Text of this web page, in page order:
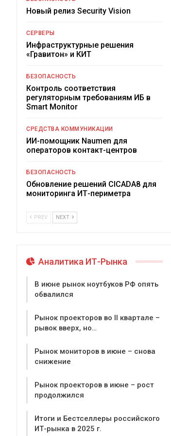
Новый релиз Security Vision
СЕРВЕРЫ
Инфраструктурные решения
«Гравитон» и КИТ
БЕЗОПАСНОСТЬ
Контроль соответствия
регуляторным требованиям ИБ в
Smart Monitor
СРЕДСТВА КОММУНИКАЦИИ
ИИ-помощник Naumen для
операторов контакт-центров
БЕЗОПАСНОСТЬ
Обновление решений CICADA8 для
мониторинга ИТ-периметра
PREV NEXT
Аналитика ИТ-Рынка
В июне рынок ноутбуков РФ опять
обвалился
Рынок проекторов во II квартале –
рывок вверх, но…
Рынок мониторов в июне – снова
снижение
Рынок проекторов в июне – рост
продолжился
Итоги и Бестселлеры российского
ИТ-рынка в 2025 г.